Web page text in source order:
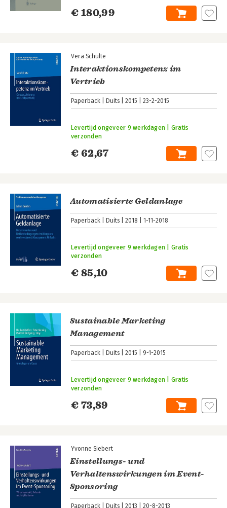
€ 180,99
Vera Schulte
Interaktionskompetenz im
Vertrieb
Paperback Duits 2015 23-2-2015
€ 62,67
Levertijd ongeveer 9 werkdagen | Gratis
verzonden
Automatisierte Geldanlage
Paperback Duits 2018 1-11-2018
€ 85,10
Levertijd ongeveer 9 werkdagen | Gratis
verzonden
Sustainable Marketing
Management
Paperback Duits 2015 9-1-2015
€ 73,89
Levertijd ongeveer 9 werkdagen | Gratis
verzonden
Yvonne Siebert
Einstellungs- und
Verhaltenswirkungen im Event-
Sponsoring
Paperback Duits 2013 20-8-2013